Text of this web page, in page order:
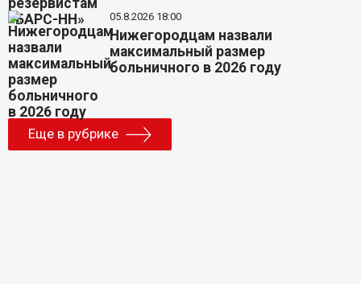
05.8.2026 18:00
Нижегородцам назвали
максимальный размер
больничного в 2026 году
Еще в рубрике